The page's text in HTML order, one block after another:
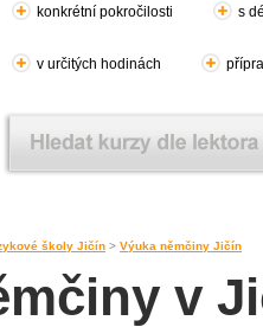
konkrétní pokročilosti s
v určitých hodinách
školy Jičín > Výuka němčiny Jičín
v